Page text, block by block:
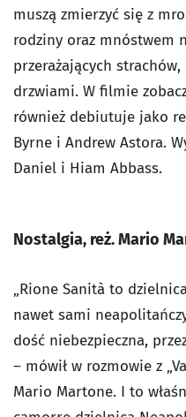
muszą zmierzyć się z
rodziny oraz mnóstwem
przerażających
drzwiami. W filmie
również debiutuje jako
Byrne i Andrew Astora.
Daniel i Hiam Abbass.
Nostalgia, reż. Mario
„Rione Sanità to
nawet sami
dość niebezpieczna,
– mówił w rozmowie z
Mario Martone. I to